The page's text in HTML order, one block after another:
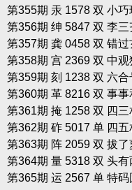
第355期 汞 1578 双 小
第356期 绅 5847 双 李
第357期 龚 0458 双 错
第358期 宫 2369 双 中
第359期 刻 1238 双 六
第360期 革 8216 双 事
第361期 掩 1258 双 四
第362期 砟 5017 单 四
第363期 阵 2059 双 拔
第364期 量 5318 双 头
第365期 运 2567 单 特